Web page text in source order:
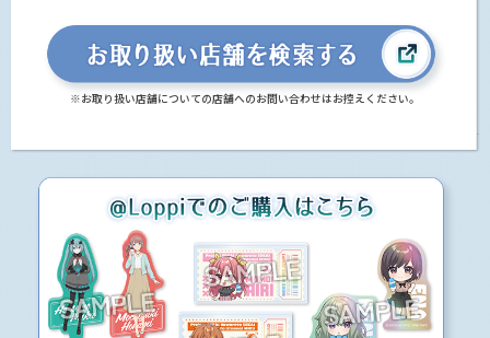
※お取り扱い店舗についての店舗へのお問い合わせはお控えください。